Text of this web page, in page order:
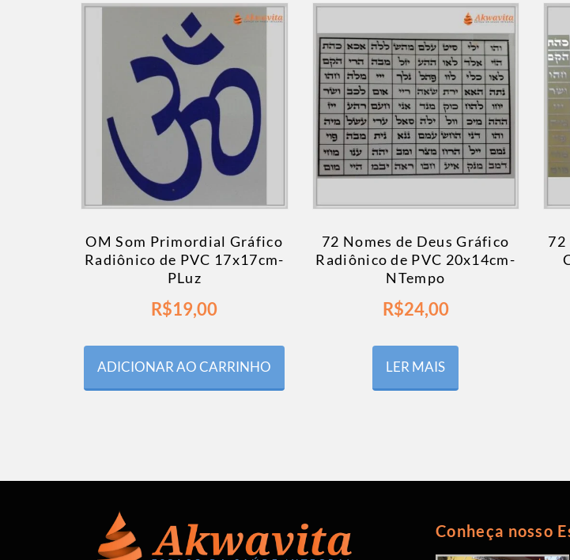
OM Som Primordial Gráfico
Radiônico de PVC 17x17cm-
PLuz
R$19,00
ADICIONAR AO CARRINHO
72 Nomes de Deus Gráfico
Radiônico de PVC 20x14cm-
NTempo
R$24,00
LER MAIS
72
Conheça nosso